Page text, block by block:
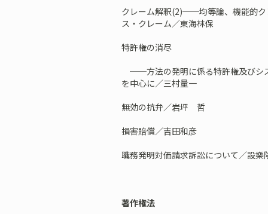
クレーム解釈(2)──均等論、機能的ク
ス・クレーム／東海林保
特許権の消尽
──方法の発明に係る特許権及びシ
を中心に／三村量一
無効の抗弁／岩坪 哲
損害賠償／吉田和彦
職務発明対価請求訴訟について／設樂
著作権法